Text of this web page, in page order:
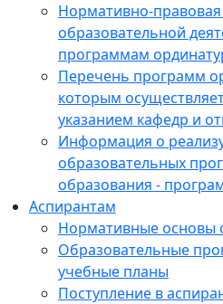
Нормативно-
образовательной
программам
Перечень программ
которым
указанием кафедр и
Информация о
образовательных
образования -
Аспирантам
Нормативные основы
Образовательные
учебные планы
Поступление в